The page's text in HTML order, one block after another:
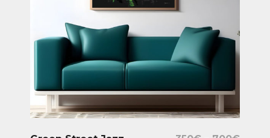
Select Options